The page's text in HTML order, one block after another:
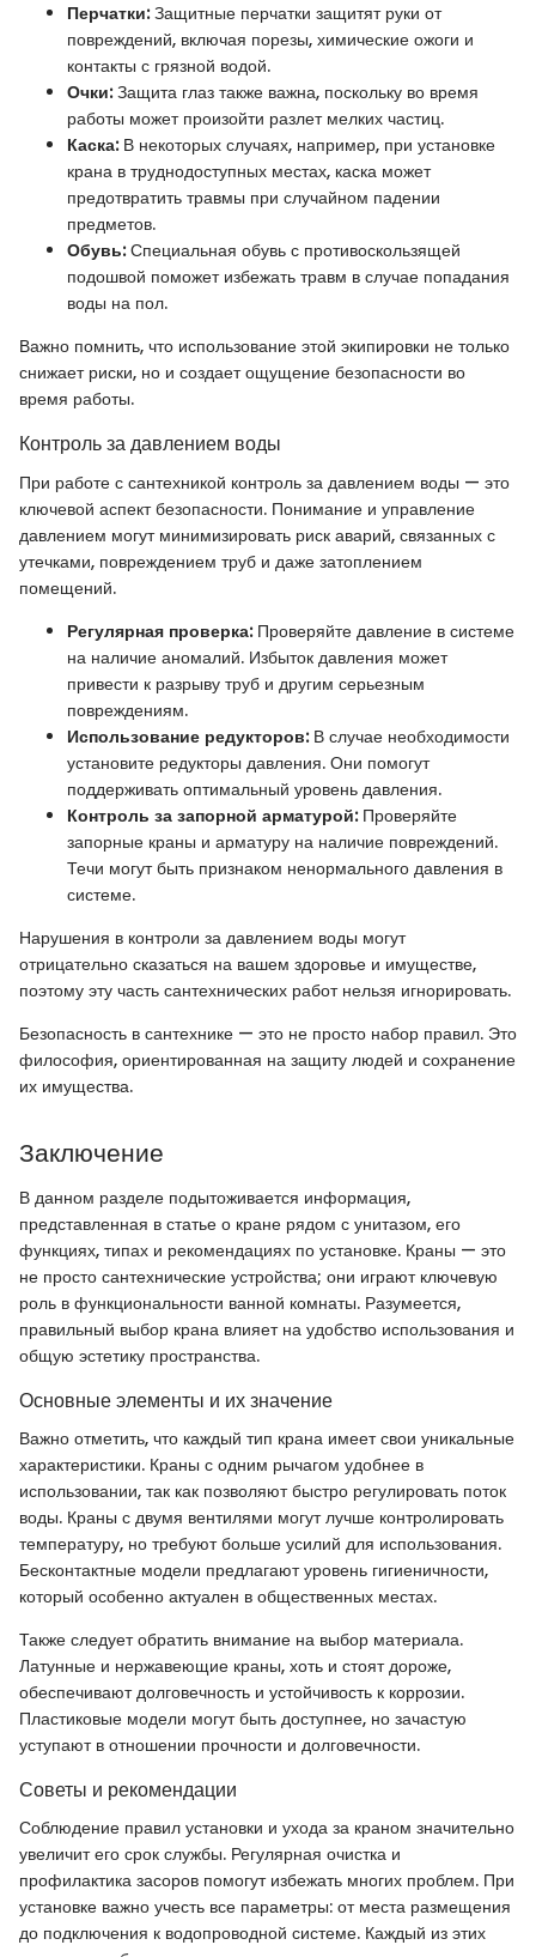
Перчатки:Защитные перчатки защитят руки от
повреждений, включая порезы, химические ожоги и
контакты с грязной водой.
Очки:Защита глаз также важна, поскольку во время
работы может произойти разлет мелких частиц.
Каска:В некоторых случаях, например, при установке
крана в труднодоступных местах, каска может
предотвратить травмы при случайном падении
предметов.
Обувь:Специальная обувь с противоскользящей
подошвой поможет избежать травм в случае попадания
воды на пол.
Важно помнить, что использование этой экипировки не только
снижает риски, но и создает ощущение безопасности во
время работы.
Контроль за давлением воды
При работе с сантехникой контроль за давлением воды — это
ключевой аспект безопасности. Понимание и управление
давлением могут минимизировать риск аварий, связанных с
утечками, повреждением труб и даже затоплением
помещений.
Регулярная проверка:Проверяйте давление в системе
на наличие аномалий. Избыток давления может
привести к разрыву труб и другим серьезным
повреждениям.
Использование редукторов:В случае необходимости
установите редукторы давления. Они помогут
поддерживать оптимальный уровень давления.
Контроль за запорной арматурой:Проверяйте
запорные краны и арматуру на наличие повреждений.
Течи могут быть признаком ненормального давления в
системе.
Нарушения в контроли за давлением воды могут
отрицательно сказаться на вашем здоровье и имуществе,
поэтому эту часть сантехнических работ нельзя игнорировать.
Безопасность в сантехнике — это не просто набор правил. Это
философия, ориентированная на защиту людей и сохранение
их имущества.
Заключение
В данном разделе подытоживается информация,
представленная в статье о кране рядом с унитазом, его
функциях, типах и рекомендациях по установке. Краны — это
не просто сантехнические устройства; они играют ключевую
роль в функциональности ванной комнаты. Разумеется,
правильный выбор крана влияет на удобство использования и
общую эстетику пространства.
Основные элементы и их значение
Важно отметить, что каждый тип крана имеет свои уникальные
характеристики. Краны с одним рычагом удобнее в
использовании, так как позволяют быстро регулировать поток
воды. Краны с двумя вентилями могут лучше контролировать
температуру, но требуют больше усилий для использования.
Бесконтактные модели предлагают уровень гигиеничности,
который особенно актуален в общественных местах.
Также следует обратить внимание на выбор материала.
Латунные и нержавеющие краны, хоть и стоят дороже,
обеспечивают долговечность и устойчивость к коррозии.
Пластиковые модели могут быть доступнее, но зачастую
уступают в отношении прочности и долговечности.
Советы и рекомендации
Соблюдение правил установки и ухода за краном значительно
увеличит его срок службы. Регулярная очистка и
профилактика засоров помогут избежать многих проблем. При
установке важно учесть все параметры: от места размещения
до подключения к водопроводной системе. Каждый из этих